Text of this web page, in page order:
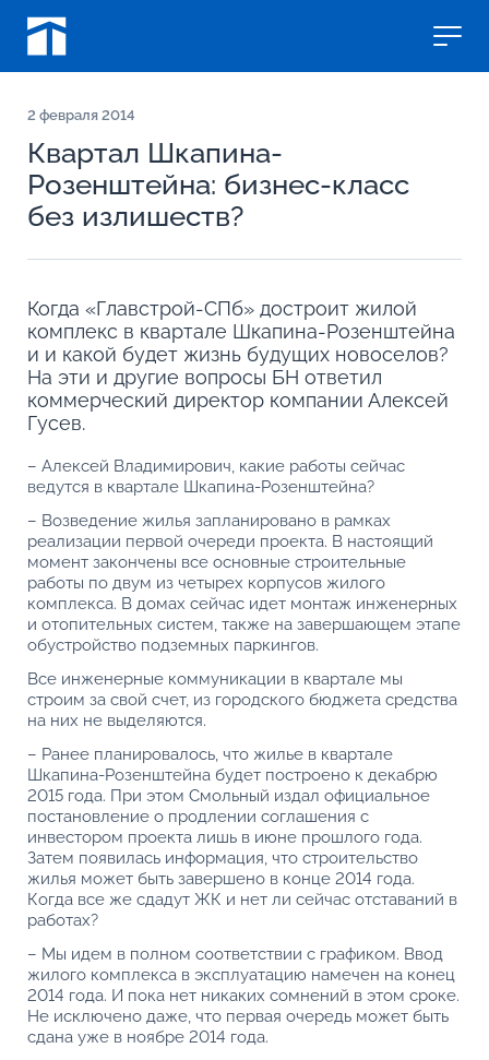
2 февраля 2014
Квартал Шкапина-
Розенштейна: бизнес-класс
без излишеств?
Когда «Главстрой-СПб» достроит жилой
комплекс в квартале Шкапина-Розенштейна
и и какой будет жизнь будущих новоселов?
На эти и другие вопросы БН ответил
коммерческий директор компании Алексей
Гусев.
– Алексей Владимирович, какие работы сейчас
ведутся в квартале Шкапина-Розенштейна?
– Возведение жилья запланировано в рамках
реализации первой очереди проекта. В настоящий
момент закончены все основные строительные
работы по двум из четырех корпусов жилого
комплекса. В домах сейчас идет монтаж инженерных
и отопительных систем, также на завершающем этапе
обустройство подземных паркингов.
Все инженерные коммуникации в квартале мы
строим за свой счет, из городского бюджета средства
на них не выделяются.
– Ранее планировалось, что жилье в квартале
Шкапина-Розенштейна будет построено к декабрю
2015 года. При этом Смольный издал официальное
постановление о продлении соглашения с
инвестором проекта лишь в июне прошлого года.
Затем появилась информация, что строительство
жилья может быть завершено в конце 2014 года.
Когда все же сдадут ЖК и нет ли сейчас отставаний в
работах?
– Мы идем в полном соответствии с графиком. Ввод
жилого комплекса в эксплуатацию намечен на конец
2014 года. И пока нет никаких сомнений в этом сроке.
Не исключено даже, что первая очередь может быть
сдана уже в ноябре 2014 года.